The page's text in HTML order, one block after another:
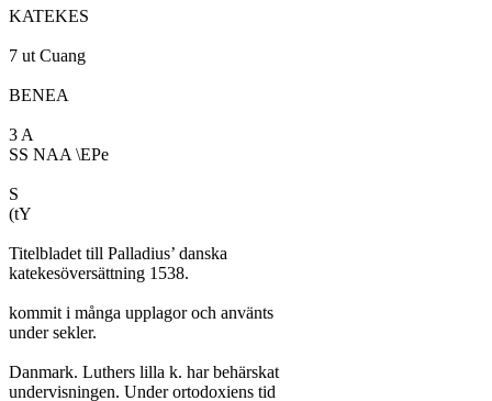
KATEKES
7 ut Cuang
BENEA
3 A
SS NAA \EPe
S
(tY
Titelbladet till Palladius’ danska
katekesöversättning 1538.
kommit i många upplagor och använts
under sekler.
Danmark. Luthers lilla k. har behärskat
undervisningen. Under ortodoxiens tid